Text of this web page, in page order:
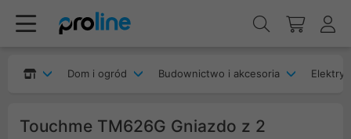
Dom i ogród Budownictwo i akcesoria
Touchme TM626G Gniazdo z 2